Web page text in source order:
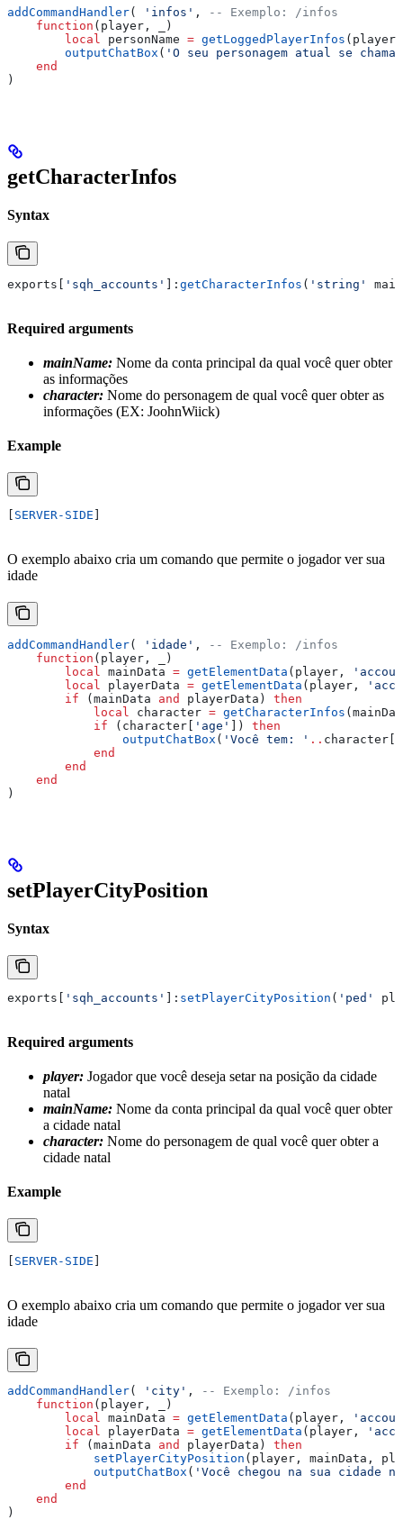
addCommandHandler( 'infos' ,
-- Exemplo: /infos
    function
( player ,
)
        local
personName = getLoggedPlayerInfos ( player
        outputChatBox
( 'O seu personagem atual se
    end
)
getCharacterInfos
Syntax
exports 'sqh_accounts' ]: getCharacterInfos ( 'string'
Required arguments
mainName: Nome da conta principal da qual você quer obter
as informações
character: Nome do personagem de qual você quer obter as
informações (EX: JoohnWiick)
Example
SERVER-SIDE
O exemplo abaixo cria um comando que permite o jogador ver sua
idade
addCommandHandler( 'idade' ,
-- Exemplo: /infos
    function
( player ,
)
        local
mainData = getElementData ( player ,
        local
playerData = getElementData ( player ,
        if
( mainData and playerData ) then
            local
character = getCharacterInfos (
            if
( character 'age' ]) then
                outputChatBox
( 'Você tem: ' .. character
            end
        end
    end
)
setPlayerCityPosition
Syntax
exports 'sqh_accounts' ]: setPlayerCityPosition ( 'ped'
Required arguments
player: Jogador que você deseja setar na posição da cidade
natal
mainName: Nome da conta principal da qual você quer obter
a cidade natal
character: Nome do personagem de qual você quer obter a
cidade natal
Example
SERVER-SIDE
O exemplo abaixo cria um comando que permite o jogador ver sua
idade
addCommandHandler( 'city' ,
-- Exemplo: /infos
    function
( player ,
)
        local
mainData = getElementData ( player ,
        local
playerData = getElementData ( player ,
        if
( mainData and playerData ) then
            setPlayerCityPosition
( player , mainData ,
            outputChatBox
( 'Você chegou na sua cidade
        end
    end
)